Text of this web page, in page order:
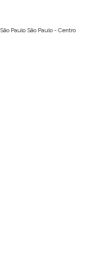
São Paulo São Paulo - Centro